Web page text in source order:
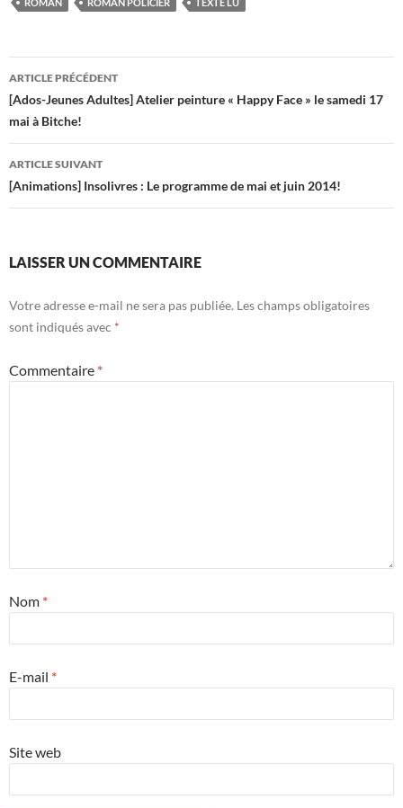
o
k
ROMAN
ROMAN POLICIER TEXTE LU
Navigation
des
articles
ARTICLE PRÉCÉDENT
[Ados-Jeunes Adultes] Atelier peinture « Happy Face » le samedi 17
mai à Bitche!
ARTICLE SUIVANT
[Animations] Insolivres : Le programme de mai et juin 2014!
LAISSER UN COMMENTAIRE
Votre adresse e-mail ne sera pas publiée. Les champs obligatoires
sont indiqués avec *
Commentaire *
Nom *
E-mail *
Site web